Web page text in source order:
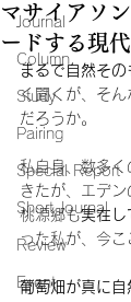
Journal
Column
Study
Pairing
Special Report
Short Journal
Review
Event
マサイアソ
ードする現
まるで自然その
く聞くが、そん
だろうか。
私自身、数多く
きたが、エデン
桃源郷も実在し
った私が、今こ
葡萄畑が真に自